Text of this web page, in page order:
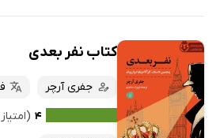
کتاب نفر بعدی
جفری آرچر
۴ (امتیاز ۱ نفر)